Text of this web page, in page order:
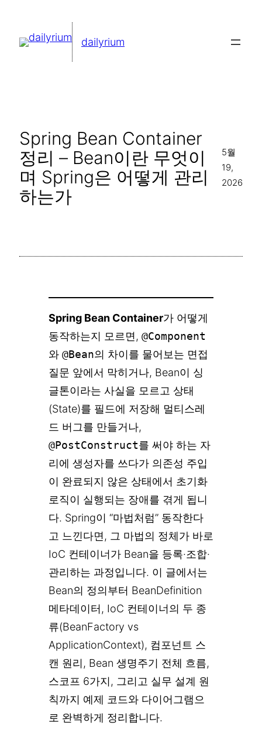
dailyrium
Spring Bean Container
정리 – Bean이란 무엇이
며 Spring은 어떻게 관리
하는가
5월
19,
2026
Spring Bean Container가 어떻게
동작하는지 모르면, @Component
와 @Bean의 차이를 물어보는 면접
질문 앞에서 막히거나, Bean이 싱
글톤이라는 사실을 모르고 상태
(State)를 필드에 저장해 멀티스레
드 버그를 만들거나,
@PostConstruct를 써야 하는 자
리에 생성자를 쓰다가 의존성 주입
이 완료되지 않은 상태에서 초기화
로직이 실행되는 장애를 겪게 됩니
다. Spring이 “마법처럼” 동작한다
고 느낀다면, 그 마법의 정체가 바로
IoC 컨테이너가 Bean을 등록·조합·
관리하는 과정입니다. 이 글에서는
Bean의 정의부터 BeanDefinition
메타데이터, IoC 컨테이너의 두 종
류(BeanFactory vs
ApplicationContext), 컴포넌트 스
캔 원리, Bean 생명주기 전체 흐름,
스코프 6가지, 그리고 실무 설계 원
칙까지 예제 코드와 다이어그램으
로 완벽하게 정리합니다.